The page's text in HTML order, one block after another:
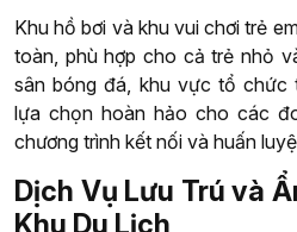
Khu hồ bơi và khu vui chơi trẻ
toàn, phù hợp cho cả trẻ nhỏ
sân bóng đá, khu vực tổ chức
lựa chọn hoàn hảo cho các
chương trình kết nối và huấn
Dịch Vụ Lưu Trú và
Khu Du Lịch